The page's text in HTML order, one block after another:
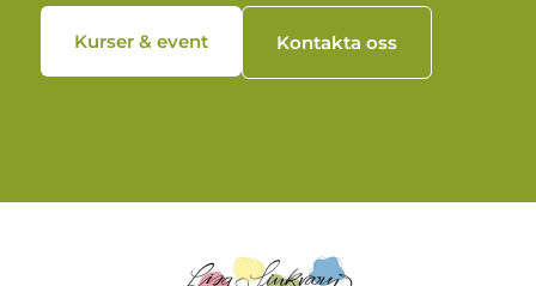
Kurser & event Kontakta oss